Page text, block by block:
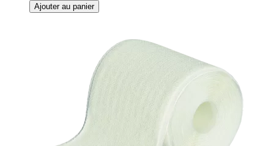
Ajouter au panier